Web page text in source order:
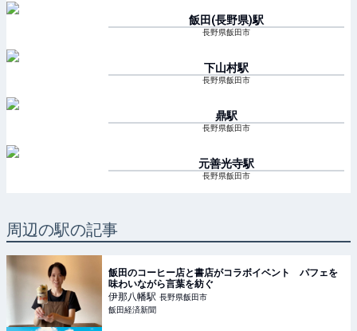
飯田(長野県)駅
長野県飯田市
下山村駅
長野県飯田市
鼎駅
長野県飯田市
元善光寺駅
長野県飯田市
周辺の駅の記事
飯田のコーヒー店と書店がコラボイベント パフェを
味わいながら言葉を紡ぐ
伊那八幡駅 長野県飯田市
飯田経済新聞